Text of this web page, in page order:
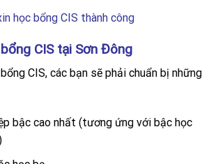
học bổng CIS thành công
CIS tại Sơn Đông
CIS, các bạn sẽ phải chuẩn bị những
bậc cao nhất (tương ứng với bậc học